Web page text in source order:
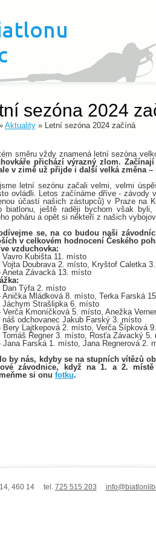
sezóna 2024
Aktuality » Letní sezóna 2024 začíná
směru vždy znamená letní sezóna
přichází výrazný zlom.
v zimě už přijde i další velká změna
letní sezónu začali velmi, velmi
ovládli. Letos začínáme dříve - závody
účastí našich zástupců) v Praze na
biatlonu, ještě raději bychom však
poháru a opět si někteří z našich
se, na co budou naši
v celkovém hodnocení Českého
vzduchovka:
Vavro Kubišta 11. místo
Vojta Doubrava 2. místo, Kryštof Caletka
Aneta Závacká 13. místo
Dan Týfa 2. místo
Anička Mládková 8. místo, Terka Farská
Jáchym Strašlipka 6. místo
Verča Kmoníčková 5. místo, Anežka
náš odchovanec Jakub Farský 3. místo
Bery Lajtkepová 2. místo, Verča Šípková
Tomáš Regner 3. místo, Rosťa Závacký
Jana Farská 1. místo, Jana Regnerová 2.
by nás, kdyby se na stupních vítězů
závodnice, když na 1. a 2.
si onu fotku.
14, 460 14 tel. 725 515 203